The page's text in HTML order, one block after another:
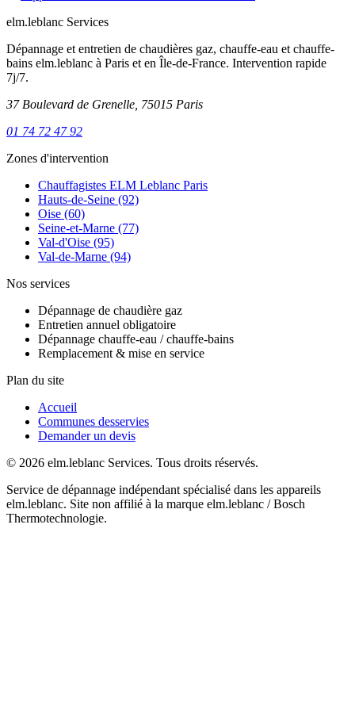
elm.leblanc Services
Dépannage et entretien de chaudières gaz, chauffe-eau et chauffe-
bains elm.leblanc à Paris et en Île-de-France. Intervention rapide
7j/7.
37 Boulevard de Grenelle, 75015 Paris
01 74 72 47 92
Zones d'intervention
Chauffagistes ELM Leblanc Paris
Hauts-de-Seine (92)
Oise (60)
Seine-et-Marne (77)
Val-d'Oise (95)
Val-de-Marne (94)
Nos services
Dépannage de chaudière gaz
Entretien annuel obligatoire
Dépannage chauffe-eau / chauffe-bains
Remplacement & mise en service
Plan du site
Accueil
Communes desservies
Demander un devis
© 2026 elm.leblanc Services. Tous droits réservés.
Service de dépannage indépendant spécialisé dans les appareils
elm.leblanc. Site non affilié à la marque elm.leblanc / Bosch
Thermotechnologie.